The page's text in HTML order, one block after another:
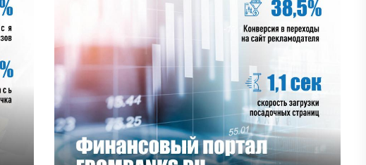
Смотреть проект